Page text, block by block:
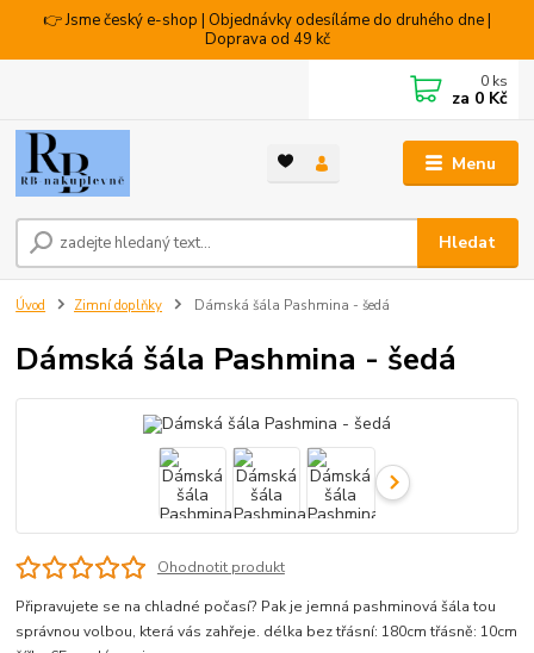
👉 Jsme český e-shop | Objednávky odesíláme do druhého dne |
Doprava od 49 kč
Menu
Hledat
0 ks
za 0 Kč
Úvod Zimní doplňky Dámská šála Pashmina - šedá
Dámská šála Pashmina - šedá
Ohodnotit produkt
Připravujete se na chladné počasí? Pak je jemná pashminová šála tou
správnou volbou, která vás zahřeje. délka bez třásní: 180cm třásně: 10cm